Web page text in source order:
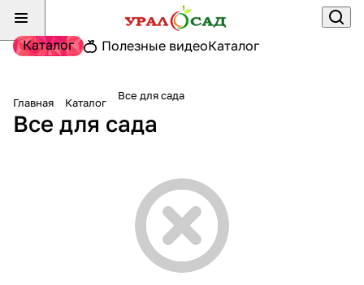
Каталог Полезные видеоКаталог
Главная Каталог
Все для сада
Все для сада